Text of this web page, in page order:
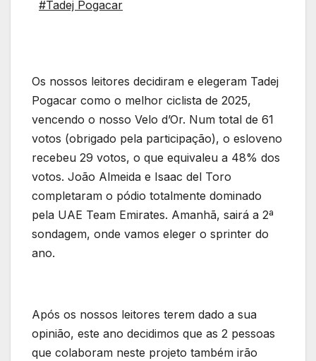
#Tadej Pogacar
Os nossos leitores decidiram e elegeram Tadej
Pogacar como o melhor ciclista de 2025,
vencendo o nosso Velo d’Or. Num total de 61
votos (obrigado pela participação), o esloveno
recebeu 29 votos, o que equivaleu a 48% dos
votos. João Almeida e Isaac del Toro
completaram o pódio totalmente dominado
pela UAE Team Emirates. Amanhã, sairá a 2ª
sondagem, onde vamos eleger o sprinter do
ano.
Após os nossos leitores terem dado a sua
opinião, este ano decidimos que as 2 pessoas
que colaboram neste projeto também irão